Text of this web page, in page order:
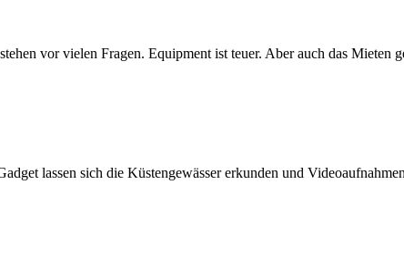
vor vielen Fragen. Equipment ist teuer. Aber auch das Mieten
lassen sich die Küstengewässer erkunden und